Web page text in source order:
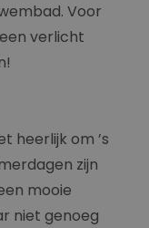
Voor
verlicht
heerlijk om ’s
zijn
mooie
niet genoeg